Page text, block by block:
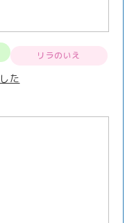
リラのいえ
た